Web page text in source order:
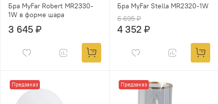
Бра MyFar Robert MR2330-
1W в форме шара
3 645 ₽
Бра MyFar Stella MR2320-1W
6 695 ₽
4 352 ₽
Предзаказ Предзаказ